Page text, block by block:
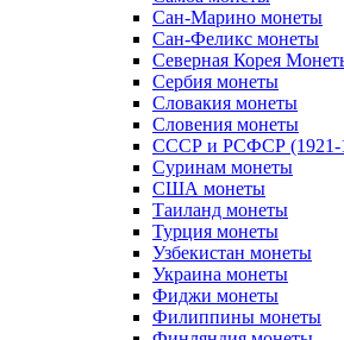
Сан-Марино монеты
Сан-Феликс монеты
Северная Корея
Сербия монеты
Словакия монеты
Словения монеты
СССР и РСФСР (1921-
Суринам монеты
США монеты
Таиланд монеты
Турция монеты
Узбекистан монеты
Украина монеты
Фиджи монеты
Филиппины монеты